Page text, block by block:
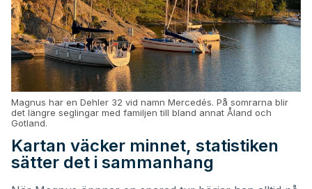
Magnus har en Dehler 32 vid namn Mercedés. På somrarna blir
det längre seglingar med familjen till bland annat Åland och
Gotland.
Kartan väcker minnet, statistiken
sätter det i sammanhang